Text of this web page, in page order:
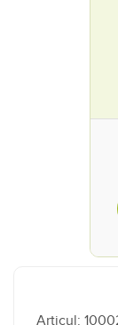
Articul: